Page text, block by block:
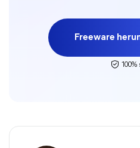
Freeware
100%